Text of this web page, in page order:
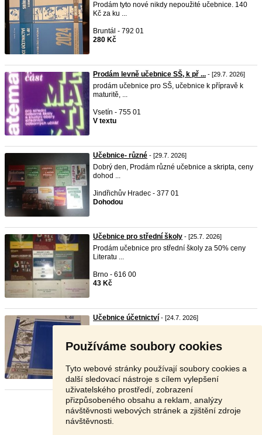
Používáme soubory cookies
Tyto webové stránky používají soubory cookies a
další sledovací nástroje s cílem vylepšení
uživatelského prostředí, zobrazení
přizpůsobeného obsahu a reklam, analýzy
návštěvnosti webových stránek a zjištění zdroje
návštěvnosti.
Prodám tyto nové nikdy nepoužité učebnice. 140
Kč za ku ...
Bruntál - 792 01
280 Kč
Prodám levně učebnice SŠ, k př ... - [29.7. 2026]
prodám učebnice pro SŠ, učebnice k přípravě k
maturitě, ...
Vsetín - 755 01
V textu
Učebnice- různé - [29.7. 2026]
Dobrý den, Prodám různé učebnice a skripta, ceny
dohod ...
Jindřichův Hradec - 377 01
Dohodou
Učebnice pro střední školy - [25.7. 2026]
Prodám učebnice pro střední školy za 50% ceny
Literatu ...
Brno - 616 00
43 Kč
Učebnice účetnictví - [24.7. 2026]
100 Kč
Stránka: 1 2 3 Další